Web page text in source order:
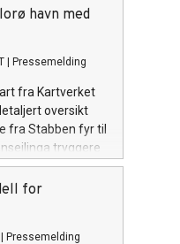
havn med
Pressemelding
fra Kartverket
oversikt
fra Stabben fyr til
tryggere
for
Pressemelding